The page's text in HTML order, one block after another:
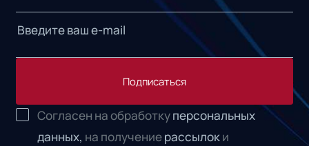
Подписаться
Согласен на обработкуперсональных
данных, на получениерассылоки